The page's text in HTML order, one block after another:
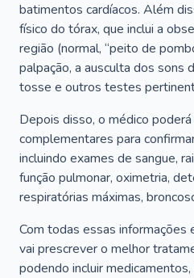
batimentos cardíacos. Além
físico do tórax, que inclui a
região (normal, “peito de
palpação, a ausculta dos sons
tosse e outros testes
Depois disso, o médico
complementares para
incluindo exames de sangue,
função pulmonar, oximetria,
respiratórias máximas,
Com todas essas informações
vai prescrever o melhor
podendo incluir